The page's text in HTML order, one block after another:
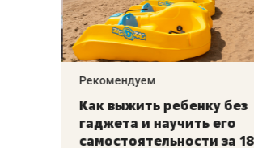
–
Рекомендуем
Как выжить ребенку без
гаджета и научить его
самостоятельности за 18